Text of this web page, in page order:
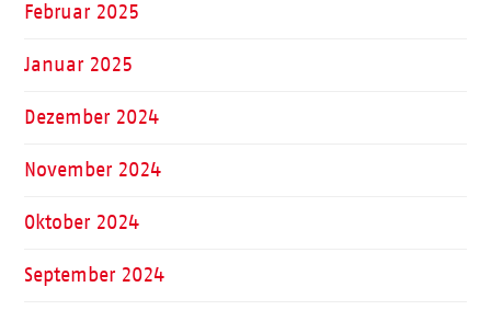
Februar 2025
Januar 2025
Dezember 2024
November 2024
Oktober 2024
September 2024